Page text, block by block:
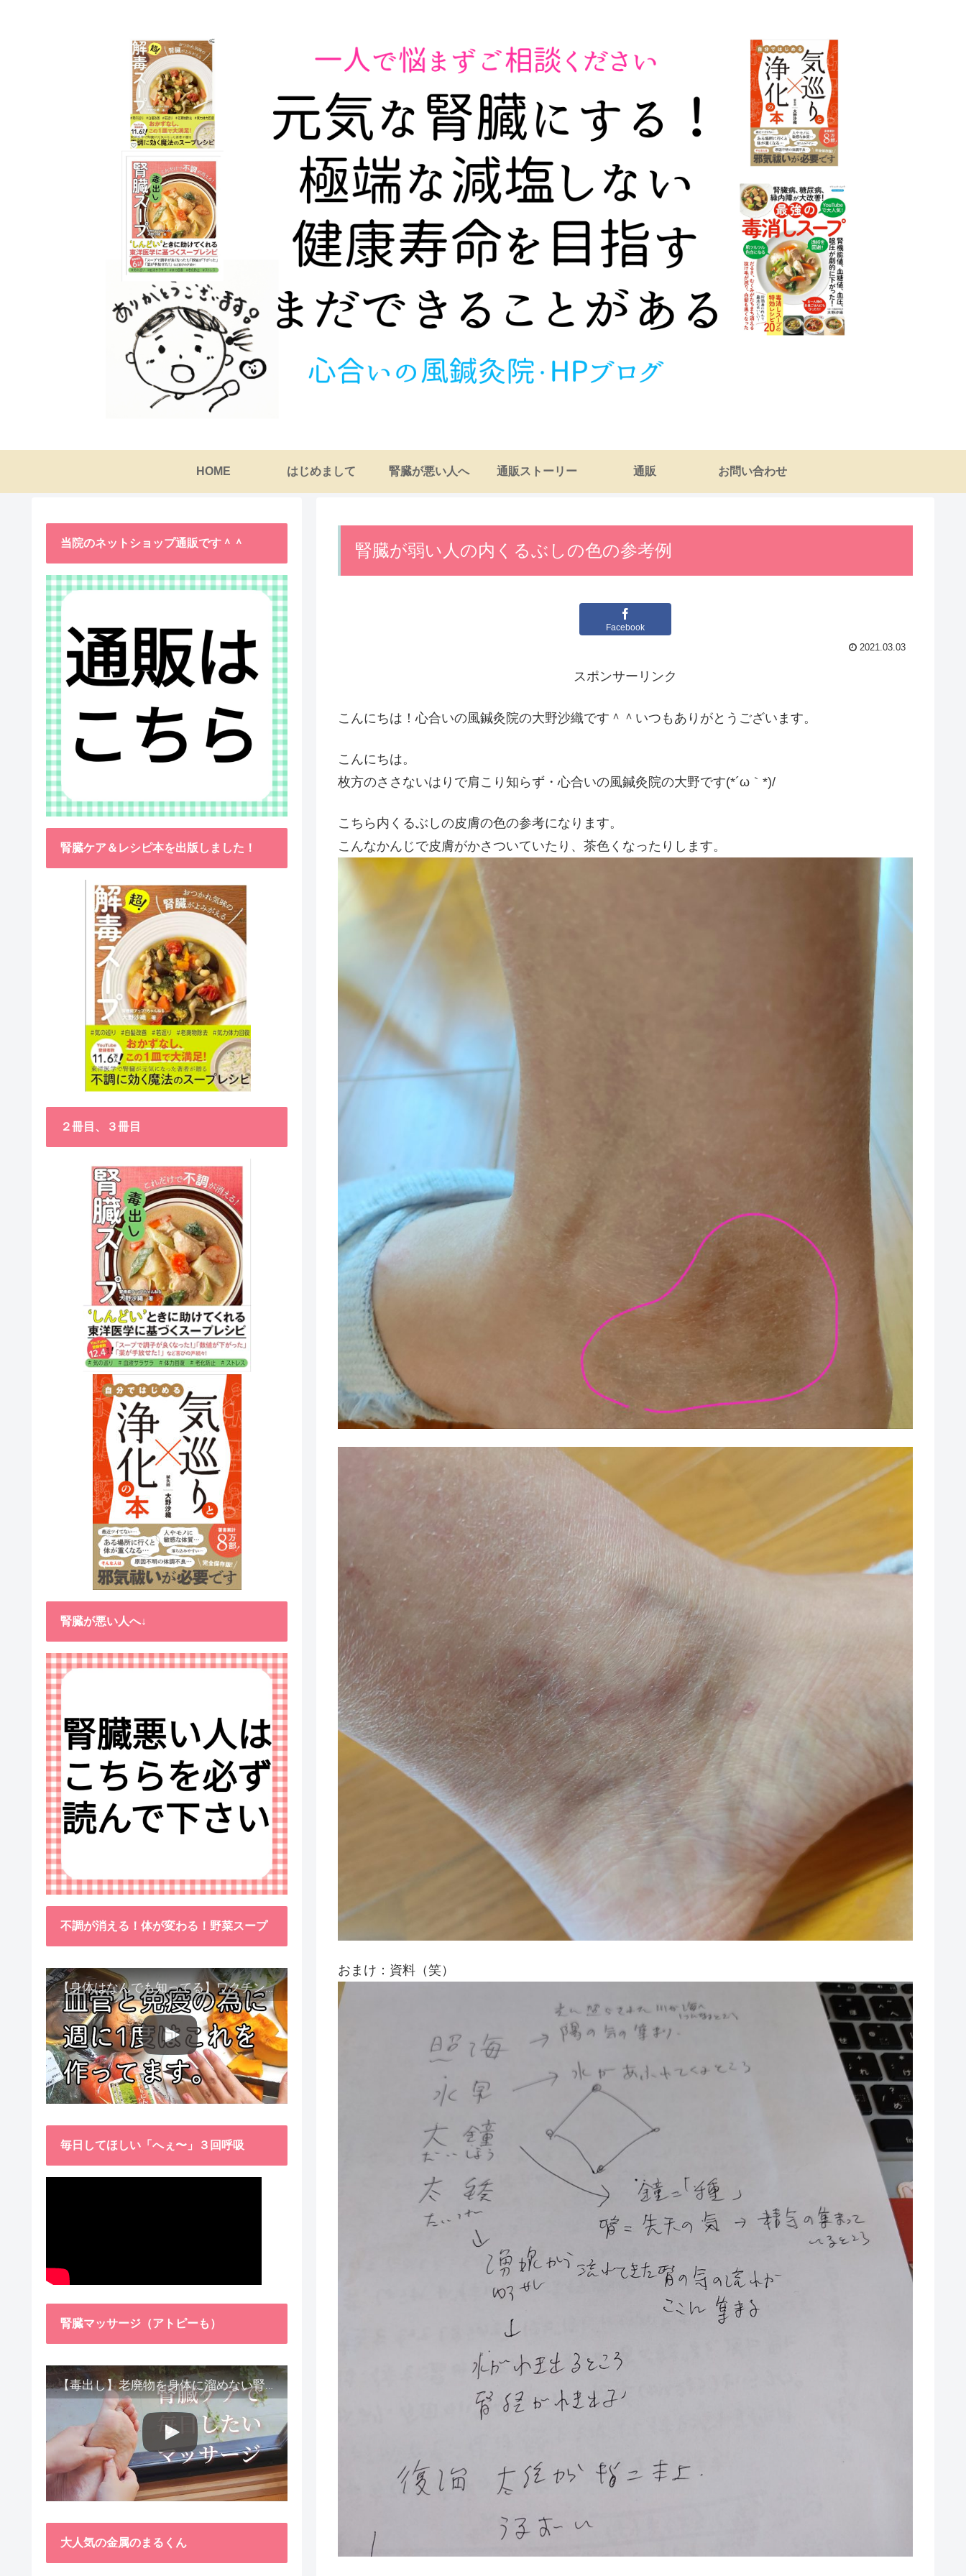
HOME はじめまして 腎臓が悪い人へ 通販ストーリー 通販 お問い合わせ
腎臓が弱い人の内くるぶしの色の参考例
Facebook
2021.03.03
スポンサーリンク
こんにちは！心合いの風鍼灸院の大野沙織です＾＾いつもありがとうございます。
こんにちは。
枚方のささないはりで肩こり知らず・心合いの風鍼灸院の大野です(*´ω｀*)/
こちら内くるぶしの皮膚の色の参考になります。
こんなかんじで皮膚がかさついていたり、茶色くなったりします。
おまけ：資料（笑）
当院のネットショップ通販です＾＾
腎臓ケア＆レシピ本を出版しました！
２冊目、３冊目
腎臓が悪い人へ↓
不調が消える！体が変わる！野菜スープ
【身体はなんでも知ってる】ワクチン接種後、異常に食べたくなった野菜が細胞回復に貢献してくれました。
毎日してほしい「へぇ〜」３回呼吸
腎臓マッサージ（アトピーも）
【毒出し】老廃物を身体に溜めない腎臓ケア４種をご紹介します。
大人気の金属のまるくん